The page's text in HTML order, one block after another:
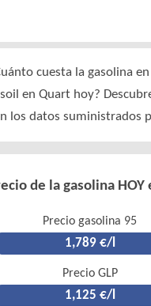
cuesta la gasolina
en Quart hoy?
los datos suministrados
de la gasolina HOY
Precio gasolina 95
1,789 €/l
Precio GLP
1,125 €/l